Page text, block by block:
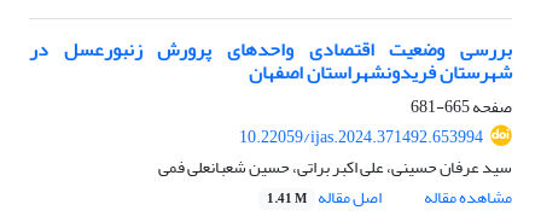
بررسی وضعیت اقتصادی واحدهای پرورش زنبورعسل در
شهرستان فریدونشهراستان اصفهان
صفحه665-681
10.22059/ijas.2024.371492.653994
سید عرفان حسینی، علی اکبر براتی، حسین شعبانعلی فمی
مشاهده مقاله
اصل مقاله 1.41 M